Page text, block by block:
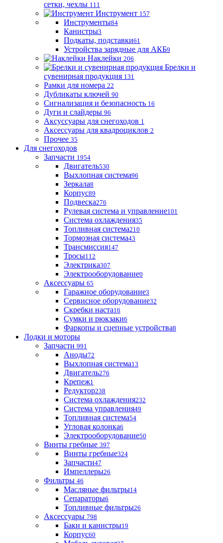
сетки, чехлы 111
Инструмент 157
Инструменты84
Канистры3
Подкаты, подставки61
Устройства зарядные для АКБ9
Наклейки 206
Брелки и
сувенирная продукция 131
Рамки для номера 22
Дубликаты ключей 90
Сигнализация и безопасность 16
Дуги и слайдеры 96
Аксуссуары для снегоходов 1
Аксессуары для квадроциклов 2
Прочее 35
Для снегоходов
Запчасти 1954
Двигатель530
Выхлопная система96
Зеркала8
Корпус89
Подвеска276
Рулевая система и управление101
Система охлаждения35
Топливная система210
Тормозная система43
Трансмиссия147
Тросы112
Электрика307
Электрооборудование0
Аксессуары 65
Гаражное оборудование3
Сервисное оборудование32
Скребки наста16
Сумки и рюкзаки6
Фаркопы и сцепные устройства8
Лодки и моторы
Запчасти 991
Аноды72
Выхлопная система13
Двигатель276
Крепеж1
Редуктор238
Система охлаждения232
Система управления49
Топливная система54
Угловая колонка6
Электрооборудование50
Винты гребные 397
Винты гребные324
Запчасти47
Импеллеры26
Фильтры 46
Масляные фильтры14
Сепараторы6
Топливные фильтры26
Аксессуары 798
Баки и канистры19
Корпус60